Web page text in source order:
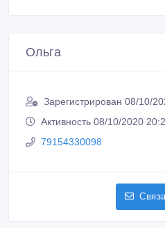
Ольга
Зарегистрирован 08/10/
Активность 08/10/2020
79154330098